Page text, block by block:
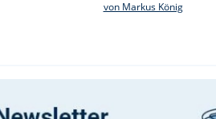
von Markus König